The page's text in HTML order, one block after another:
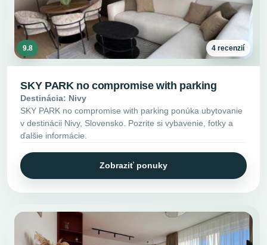
9.8 4 recenzií
SKY PARK no compromise with parking
Destinácia: Nivy
SKY PARK no compromise with parking ponúka ubytovanie
v destinácii Nivy, Slovensko. Pozrite si vybavenie, fotky a
ďalšie informácie.
Zobraziť ponuky